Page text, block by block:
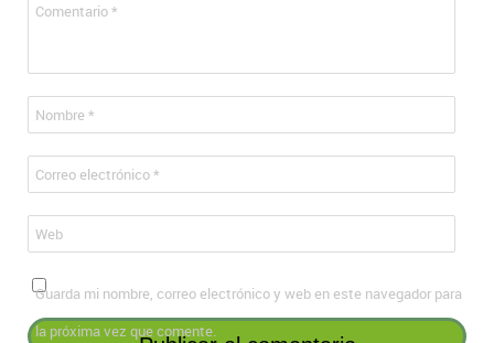
Comentario*
Nombre *
Correo electrónico*
Web
Guarda mi nombre, correo electrónico y web en este navegador para
la próxima vez que comente.